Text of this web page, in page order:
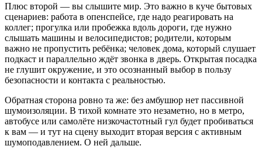
Плюс второй — вы слышите мир. Это важно в куче бытовых
сценариев: работа в опенспейсе, где надо реагировать на
коллег; прогулка или пробежка вдоль дороги, где нужно
слышать машины и велосипедистов; родители, которым
важно не пропустить ребёнка; человек дома, который слушает
подкаст и параллельно ждёт звонка в дверь. Открытая посадка
не глушит окружение, и это осознанный выбор в пользу
безопасности и контакта с реальностью.
Обратная сторона ровно та же: без амбушюр нет пассивной
шумоизоляции. В тихой комнате это незаметно, но в метро,
автобусе или самолёте низкочастотный гул будет пробиваться
к вам — и тут на сцену выходит вторая версия с активным
шумоподавлением. О ней дальше.